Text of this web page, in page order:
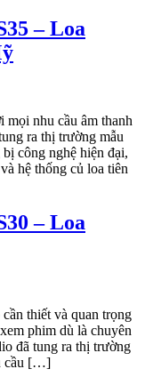
– Loa
mọi nhu cầu âm thanh
ra thị trường mẫu
công nghệ hiện đại,
hệ thống củ loa tiên
– Loa
thiết và quan trọng
phim dù là chuyên
đã tung ra thị trường
cầu […]